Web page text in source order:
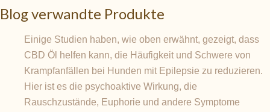
Blog verwandte Produkte
Einige Studien haben, wie oben erwähnt, gezeigt, dass
CBD Öl helfen kann, die Häufigkeit und Schwere von
Krampfanfällen bei Hunden mit Epilepsie zu reduzieren.
Hier ist es die psychoaktive Wirkung, die
Rauschzustände, Euphorie und andere Symptome